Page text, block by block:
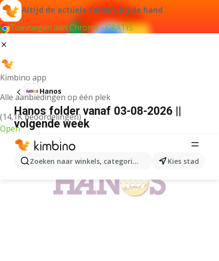
Altijd de actuele folders bij de hand
Toevoegen aan Chrome - GRATIS
Kimbino app
Alle aanbiedingen op één plek
(14,1K beoordelingen)
Open
Zoeken naar winkels, categorieën, producten...
Kies stad
Hanos
Hanos folder vanaf 03-08-2026 ||
volgende week